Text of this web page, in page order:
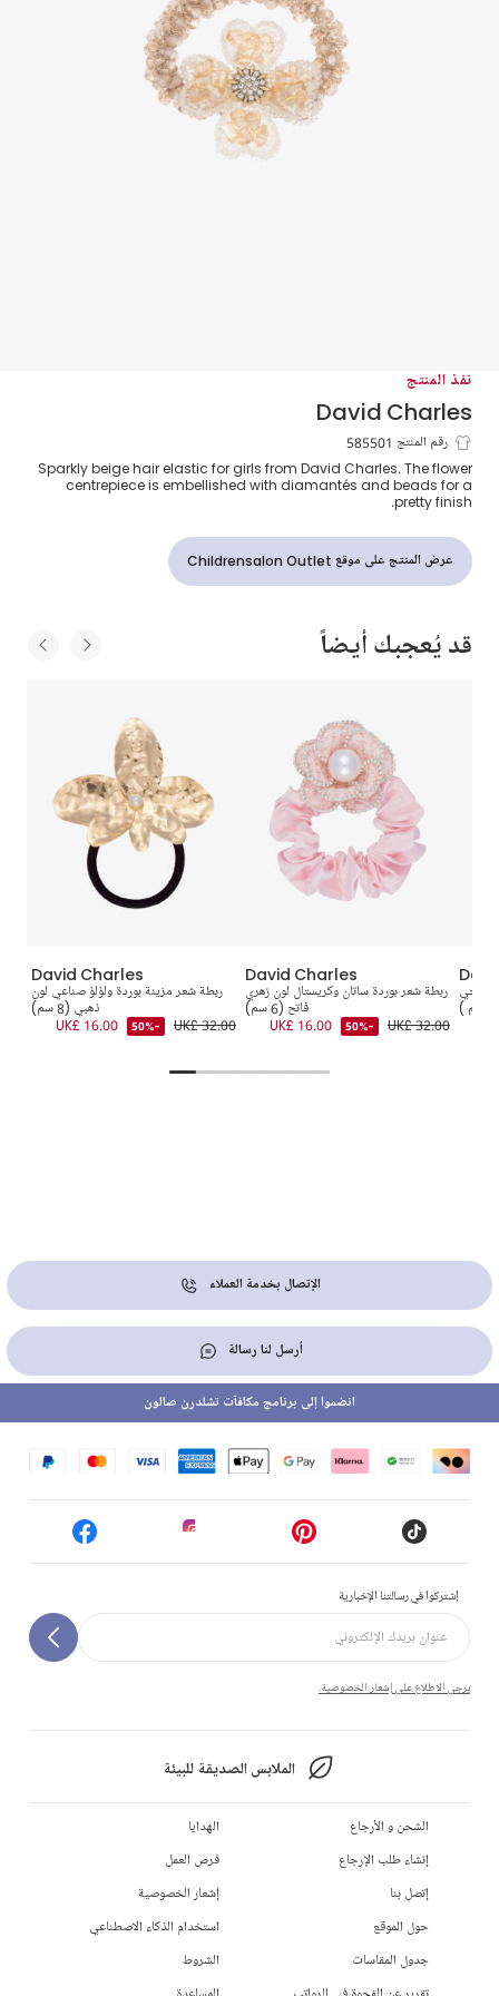
نفذ المنتج
David Charles
رباط شعر مطاطي مزين بورود لون بيج للبنات
(4 سم )
رقم المنتج 585501
Sparkly beige hair elastic for girls from David Charles. The flower
centrepiece is embellished with diamantés and beads for a
pretty finish.
عرض المنتج على موقع Childrensalon Outlet
قد يُعجبك أيضاً
David Charles
ربطة شعر مزينة بوردة ولؤلؤ صناعي لون
ذهبي (8 سم)
UK£ 32.00
-50%
UK£ 16.00
David Charles
ربطة شعر بوردة ساتان وكريستال لون زهري
فاتح (6 سم)
UK£ 32.00
-50%
UK£ 16.00
عاجي
الإتصال بخدمة العملاء
أرسل لنا رسالة
إشتركوا في رسالتنا الإخبارية
يرجى الاطلاع على إشعار الخصوصية.
الملابس الصديقة للبيئة
انضموا إلى برنامج مكافآت تشلدرن صالون
الشحن و الأرجاع
إنشاء طلب الإرجاع
إتصل بنا
حول الموقع
جدول المقاسات
الهدايا
فرص العمل
إشعار الخصوصية
استخدام الذكاء الاصطناعي
الشروط